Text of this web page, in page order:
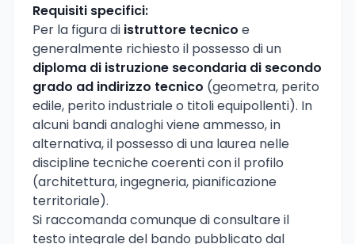
Requisiti specifici:
Per la figura di istruttore tecnico e
generalmente richiesto il possesso di un
diploma di istruzione secondaria di secondo
grado ad indirizzo tecnico (geometra, perito
edile, perito industriale o titoli equipollenti). In
alcuni bandi analoghi viene ammesso, in
alternativa, il possesso di una laurea nelle
discipline tecniche coerenti con il profilo
(architettura, ingegneria, pianificazione
territoriale).
Si raccomanda comunque di consultare il
testo integrale del bando pubblicato dal